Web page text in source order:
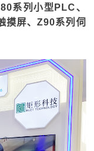
系列小型 PLC 、
摸屏、Z90系列伺